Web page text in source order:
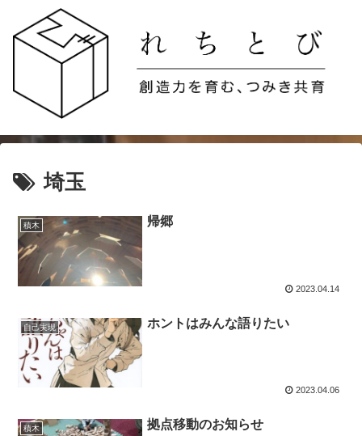
埼玉
積木 帰郷
2023.04.14
自己実現 ホントはみんな語りたい
2023.04.06
積木 拠点移動のお知らせ